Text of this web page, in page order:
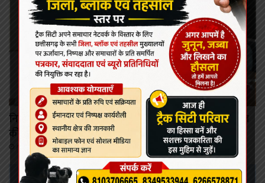
रायपुर
निर्माण श्रमिकों के कल्याण हेतु अनेक महत्वपूर्ण निर्णयों को मंडल
की बैठक में मिली स्वीकृति
August 6, 2026